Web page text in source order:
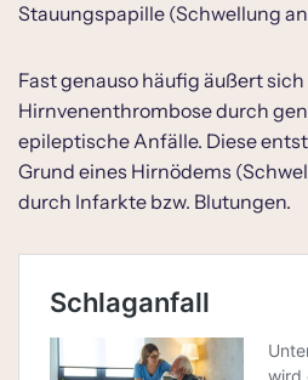
Stauungspapille (Schwellung
Fast genauso häufig äußert
Hirnvenenthrombose durch
epileptische Anfälle. Diese
Grund eines Hirnödems
durch Infarkte bzw. Blutungen.